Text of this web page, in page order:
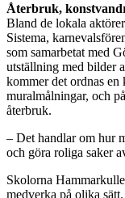
Återbruk,
Bland de lokala
Sistema,
som samarbetat med
utställning med bilder
kommer det ordnas
muralmålningar, och
återbruk.
– Det handlar om hur
och göra roliga saker
Skolorna
medverka på olika sätt.